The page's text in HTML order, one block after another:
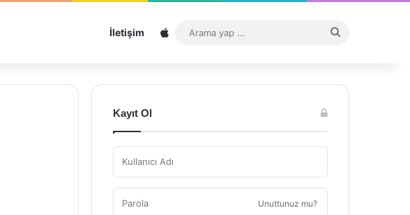
İletişim Sitemap
...
Kayıt Ol
Unuttunuz mu?